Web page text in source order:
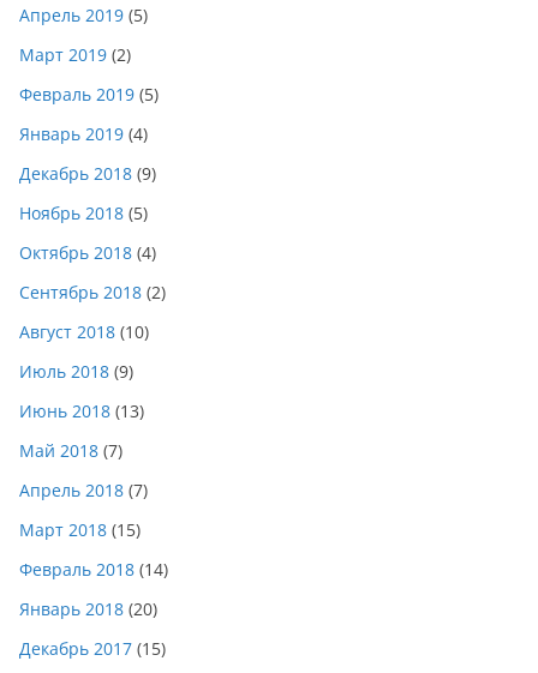
Апрель 2019 (5)
Март 2019 (2)
Февраль 2019 (5)
Январь 2019 (4)
Декабрь 2018 (9)
Ноябрь 2018 (5)
Октябрь 2018 (4)
Сентябрь 2018 (2)
Август 2018 (10)
Июль 2018 (9)
Июнь 2018 (13)
Май 2018 (7)
Апрель 2018 (7)
Март 2018 (15)
Февраль 2018 (14)
Январь 2018 (20)
Декабрь 2017 (15)